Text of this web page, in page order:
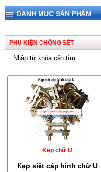
DANH MỤC SẢN PHẨM
PHỤ KIỆN CHỐNG SÉT
Kẹp chữ U
Kẹp siết cáp hình chữ U